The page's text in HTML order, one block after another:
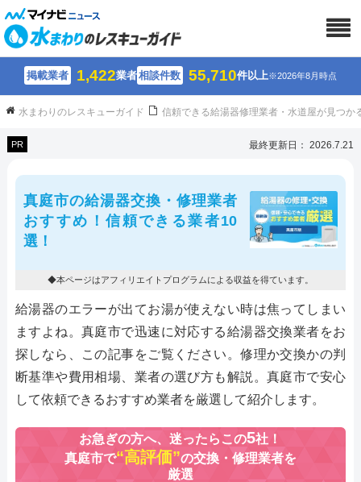
掲載業者 1,422業者相談件数 55,710件以上※2026年8月時点
水まわりのレスキューガイド 信頼できる給湯器修理業者・水道屋が見つか
PR 最終更新日： 2026.7.21
真庭市の給湯器交換・修理業者
おすすめ！信頼できる業者10
選！
◆本ページはアフィリエイトプログラムによる収益を得ています。
給湯器のエラーが出てお湯が使えない時は焦ってしまい
ますよね。真庭市で迅速に対応する給湯器交換業者をお
探しなら、この記事をご覧ください。修理か交換かの判
断基準や費用相場、業者の選び方も解説。真庭市で安心
して依頼できるおすすめ業者を厳選して紹介します。
お急ぎの方へ、迷ったらこの5社！
真庭市で“高評価”の交換・修理業者を
厳選